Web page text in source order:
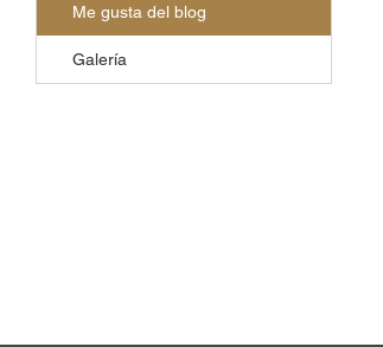
Me gusta del blog
Galería